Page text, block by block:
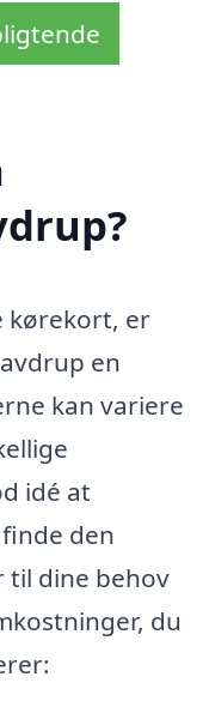
kørekort, er
en
kan variere
idé at
den
til dine behov
du